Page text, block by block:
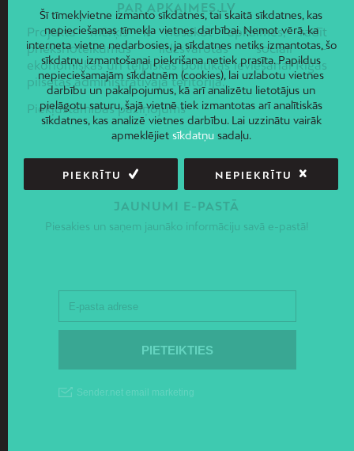
PAR APKAIMES.LV
Projekta mērķis ir nosakot apkaimes, radīt
priekšnoteikumus līdzsvarotas sociāli –
ekonomiskās un telpiskās politikas ieviešanai Rīgas
pilsētas administratīvajā teritorijā.
Piekļūstamības paziņojums
JAUNUMI E-PASTĀ
Piesakies un saņem jaunāko informāciju savā e-pastā!
Šī tīmekļvietne izmanto sīkdatnes, tai skaitā sīkdatnes, kas
nepieciešamas tīmekļa vietnes darbībai. Ņemot vērā, ka
interneta vietne nedarbosies, ja sīkdatnes netiks izmantotas, šo
sīkdatņu izmantošanai piekrišana netiek prasīta. Papildus
nepieciešamajām sīkdatnēm (cookies), lai uzlabotu vietnes
darbību un pakalpojumus, kā arī analizētu lietotājus un
pielāgotu saturu, šajā vietnē tiek izmantotas arī analītiskās
sīkdatnes, kas analizē vietnes darbību. Lai uzzinātu vairāk
apmeklējiet sīkdatņusadaļu.
PIEKRĪTU NEPIEKRĪTU